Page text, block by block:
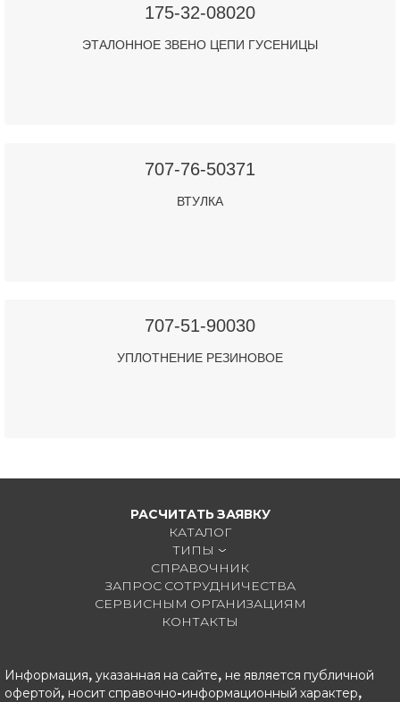
175-32-08020
ЭТАЛОННОЕ ЗВЕНО ЦЕПИ ГУСЕНИЦЫ
707-76-50371
ВТУЛКА
707-51-90030
УПЛОТНЕНИЕ РЕЗИНОВОЕ
РАСЧИТАТЬ ЗАЯВКУ
КАТАЛОГ
ТИПЫ
СПРАВОЧНИК
ЗАПРОС СОТРУДНИЧЕСТВА
СЕРВИСНЫМ ОРГАНИЗАЦИЯМ
КОНТАКТЫ
Информация, указанная на сайте, не является публичной
офертой, носит справочно-информационный характер,